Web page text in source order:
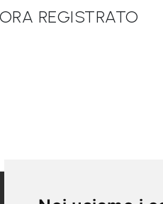
REGISTRATO
LINK UTILI